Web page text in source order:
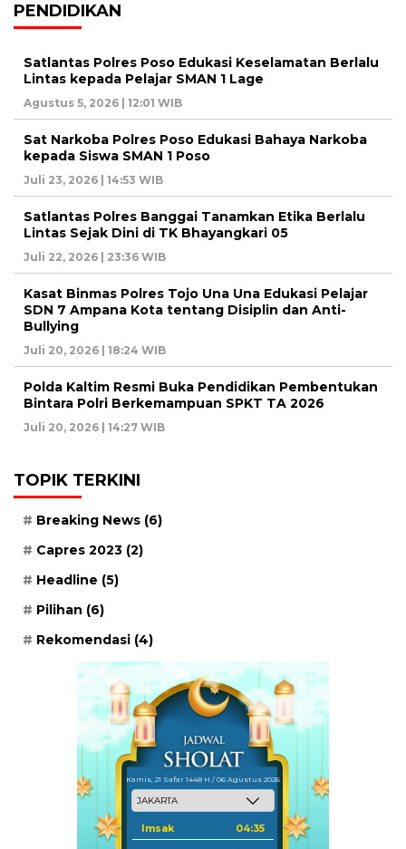
PENDIDIKAN
Satlantas Polres Poso Edukasi Keselamatan Berlalu
Lintas kepada Pelajar SMAN 1 Lage
Agustus 5, 2026 | 12:01 WIB
Sat Narkoba Polres Poso Edukasi Bahaya Narkoba
kepada Siswa SMAN 1 Poso
Juli 23, 2026 | 14:53 WIB
Satlantas Polres Banggai Tanamkan Etika Berlalu
Lintas Sejak Dini di TK Bhayangkari 05
Juli 22, 2026 | 23:36 WIB
Kasat Binmas Polres Tojo Una Una Edukasi Pelajar
SDN 7 Ampana Kota tentang Disiplin dan Anti-
Bullying
Juli 20, 2026 | 18:24 WIB
Polda Kaltim Resmi Buka Pendidikan Pembentukan
Bintara Polri Berkemampuan SPKT TA 2026
Juli 20, 2026 | 14:27 WIB
TOPIK TERKINI
Breaking News (6)
Capres 2023 (2)
Headline (5)
Pilihan (6)
Rekomendasi (4)
Kamis, 21 Safar 1448 H / 06 Agustus 2026
Imsak 04:35